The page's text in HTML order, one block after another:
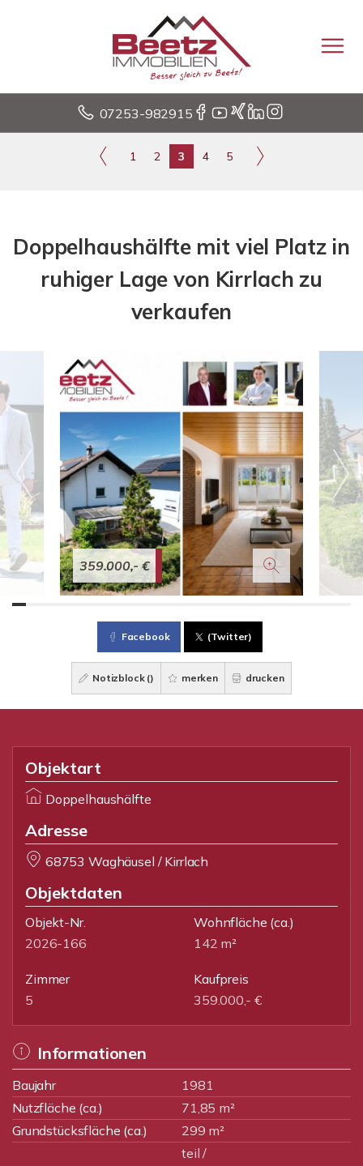
07253-982915
1 2 3 4 5
Doppelhaushälfte mit viel Platz in
ruhiger Lage von Kirrlach zu
verkaufen
359.000,- €
Facebook (Twitter)
Notizblock () merken drucken
Objektart
Doppelhaushälfte
Adresse
68753 Waghäusel / Kirrlach
Objektdaten
Objekt-Nr.
2026-166
Wohnfläche (ca.)
142 m²
Zimmer
5
Kaufpreis
359.000,- €
Informationen
Baujahr
1981
Nutzfläche (ca.)
71,85 m²
Grundstücksfläche (ca.)
299 m²
teil /